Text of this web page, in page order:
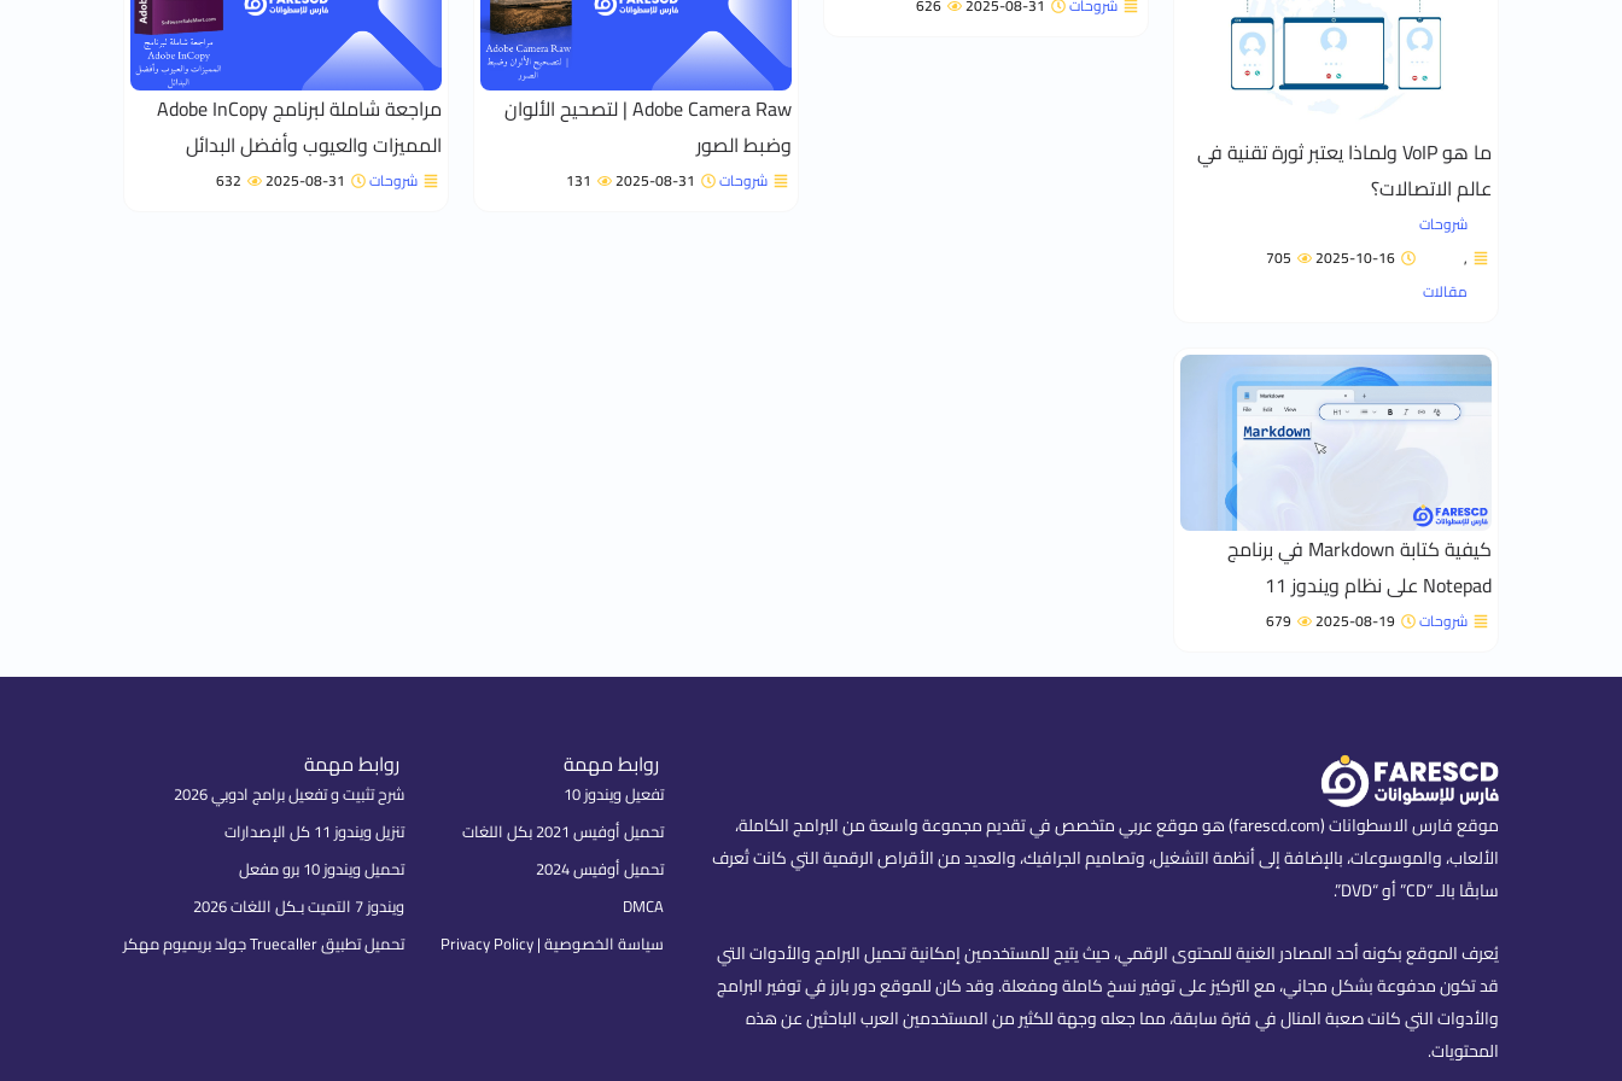
ما هو VoIP ولماذا يعتبر ثورة تقنية في
عالم الاتصالات؟
شروحات
,
مقالات
2025-10-16
705
Adobe Camera Raw | لتصحيح الألوان
وضبط الصور
شروحات 2025-08-31
131
مراجعة شاملة لبرنامج Adobe InCopy
المميزات والعيوب وأفضل البدائل
شروحات 2025-08-31
632
كيفية كتابة Markdown في برنامج
Notepad على نظام ويندوز 11
شروحات 2025-08-19
679
موقع فارس الاسطوانات (farescd.com) هو موقع عربي متخصص في تقديم مجموعة واسعة من البرامج الكاملة،
الألعاب، والموسوعات، بالإضافة إلى أنظمة التشغيل، وتصاميم الجرافيك، والعديد من الأقراص الرقمية التي كانت تُعرف
سابقًا بالـ “CD” أو “DVD”.
يُعرف الموقع بكونه أحد المصادر الغنية للمحتوى الرقمي، حيث يتيح للمستخدمين إمكانية تحميل البرامج والأدوات التي
قد تكون مدفوعة بشكل مجاني، مع التركيز على توفير نسخ كاملة ومفعلة. وقد كان للموقع دور بارز في توفير البرامج
والأدوات التي كانت صعبة المنال في فترة سابقة، مما جعله وجهة للكثير من المستخدمين العرب الباحثين عن هذه
المحتويات.
روابط مهمة
تفعيل ويندوز 10
تحميل أوفيس 2021 بكل اللغات
تحميل أوفيس 2024
DMCA
سياسة الخصوصية | Privacy Policy
روابط مهمة
شرح تثبيت و تفعيل برامج ادوبي 2026
تنزيل ويندوز 11 كل الإصدارات
تحميل ويندوز 10 برو مفعل
ويندوز 7 التميت بـكل اللغات 2026
تحميل تطبيق Truecaller جولد بريميوم مهكر